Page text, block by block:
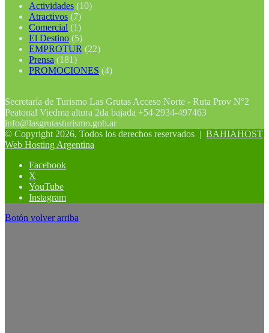
Actividades (10)
Atractivos (7)
Comercial (1)
El Destino (5)
EMPROTUR (22)
Prensa (181)
PROMOCIONES (4)
Secretaría de Turismo Las Grutas Acceso Norte - Ruta Prov N°2
Peatonal Viedma altura 2da bajada +54 2934-497463
info@lasgrutasturismo.gob.ar
© Copyright 2026, Todos los derechos reservados | BAHIAHOST
Web Hosting Argentina
Facebook
X
YouTube
Instagram
Botón volver arriba